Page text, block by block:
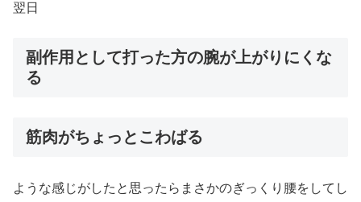
翌日
副作用として打った方の腕が上がりにくな
る
筋肉がちょっとこわばる
ような感じがしたと思ったらまさかのぎっくり腰をしてし